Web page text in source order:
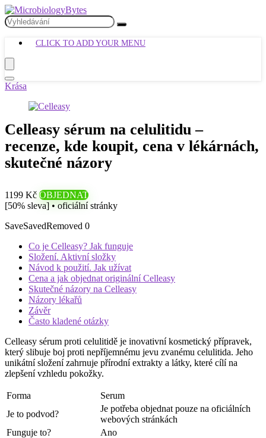
CLICK TO ADD YOUR MENU
Krása
Celleasy sérum na celulitidu –
recenze, kde koupit, cena v lékárnách,
skutečné názory
1199 Kč OBJEDNAT
[50% sleva] • oficiální stránky
SaveSavedRemoved 0
Co je Celleasy? Jak funguje
Složení. Aktivní složky
Návod k použití. Jak užívat
Cena a jak objednat originální Celleasy
Skutečné názory na Celleasy
Názory lékařů
Závěr
Často kladené otázky
Celleasy sérum proti celulitidě je inovativní kosmetický přípravek,
který slibuje boj proti nepříjemnému jevu zvanému celulitida. Jeho
unikátní složení zahrnuje přírodní extrakty a látky, které cílí na
zlepšení vzhledu pokožky.
Forma
Serum
Je to podvod?
Je potřeba objednat pouze na oficiálních
webových stránkách
Funguje to?
Ano